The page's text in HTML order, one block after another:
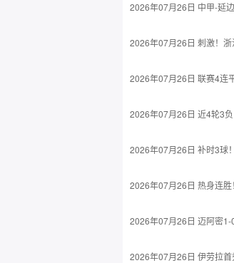
2026年07月26日 中甲-延
2026年07月26日 刺激！
2026年07月26日 联赛4连
2026年07月26日 近4轮3
2026年07月26日 补时3球
2026年07月26日 热身连
2026年07月26日 迈阿密
2026年07月26日 伊劳拉